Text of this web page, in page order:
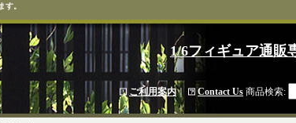
す。
1/6フィギュア通販
ご利用案内｜ Contact Us 商品検索: